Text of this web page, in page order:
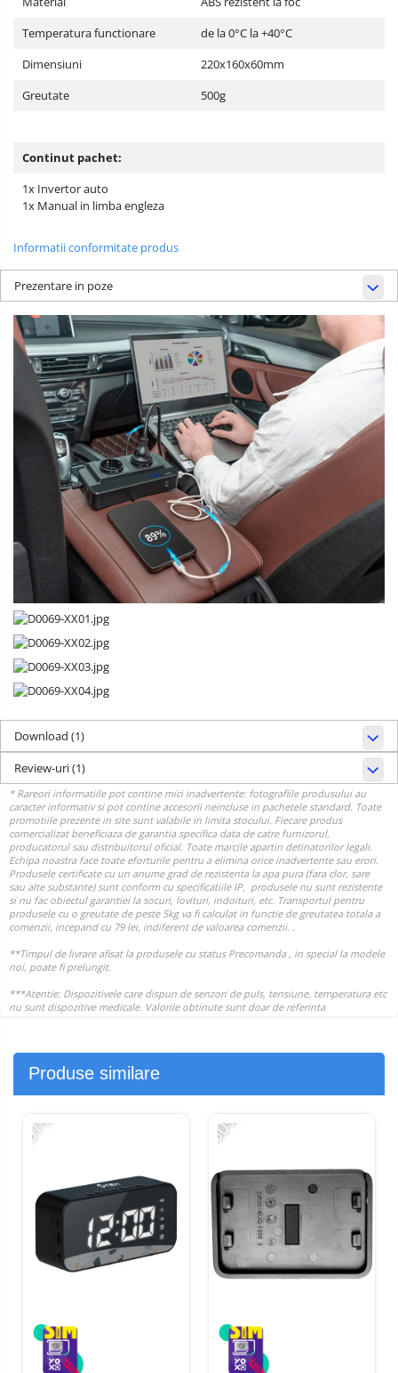
Temperatura functionare
de la 0°C la +40°C
Dimensiuni
220x160x60mm
Greutate
500g
Continut pachet:
1x Invertor auto
1x Manual in limba engleza
Informatii conformitate produs
Prezentare in poze
Download (1)
Review-uri(1)
Produse similare
-51% -30%